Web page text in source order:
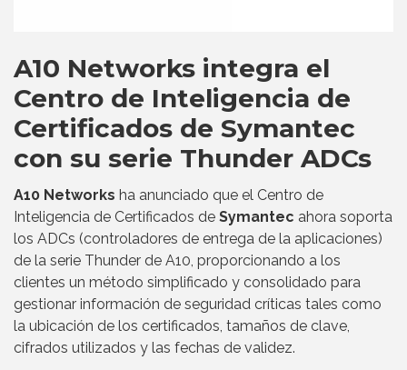
A10 Networks integra el
Centro de Inteligencia de
Certificados de Symantec
con su serie Thunder ADCs
A10 Networks ha anunciado que el Centro de
Inteligencia de Certificados de Symantec ahora soporta
los ADCs (controladores de entrega de la aplicaciones)
de la serie Thunder de A10, proporcionando a los
clientes un método simplificado y consolidado para
gestionar información de seguridad críticas tales como
la ubicación de los certificados, tamaños de clave,
cifrados utilizados y las fechas de validez.